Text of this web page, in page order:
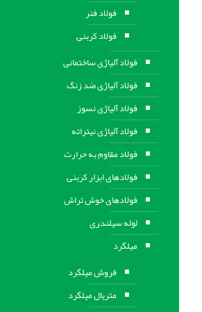
فولاد فنر
فولاد کربنی
فولاد آلیاژی ساختمانی
فولاد آلیاژی ضد زنگ
فولاد آلیاژی نسوز
فولاد آلیاژی نیتراته
فولاد مقاوم به حرارت
فولادهای ابزار کربنی
فولادهای خوش تراش
لوله سیلندری
میلگرد
فروش میلگرد
متریال میلگرد